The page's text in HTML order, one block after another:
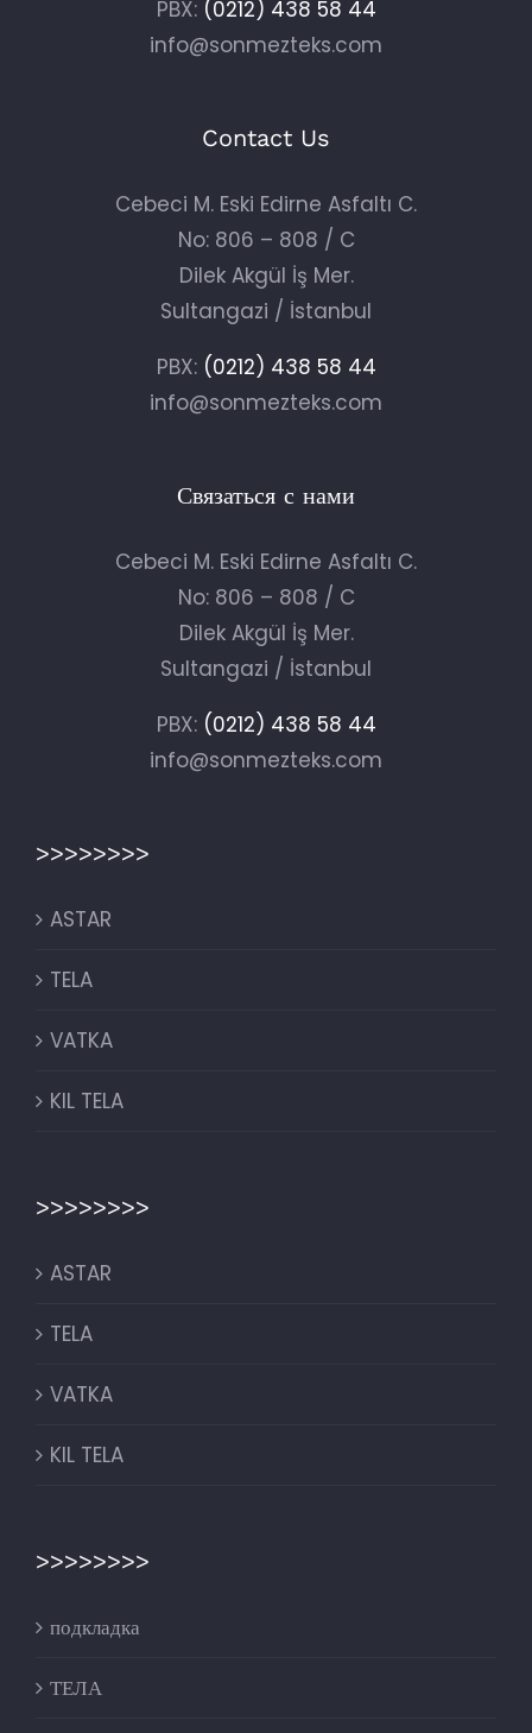
PBX: (0212) 438 58 44
info@sonmezteks.com
Contact Us
Cebeci M. Eski Edirne Asfaltı C.
No: 806 – 808 / C
Dilek Akgül İş Mer.
Sultangazi / İstanbul
PBX: (0212) 438 58 44
info@sonmezteks.com
Связаться с нами
Cebeci M. Eski Edirne Asfaltı C.
No: 806 – 808 / C
Dilek Akgül İş Mer.
Sultangazi / İstanbul
PBX: (0212) 438 58 44
info@sonmezteks.com
>>>>>>>>
ASTAR
TELA
VATKA
KIL TELA
>>>>>>>>
ASTAR
TELA
VATKA
KIL TELA
>>>>>>>>
подкладка
ТЕЛА